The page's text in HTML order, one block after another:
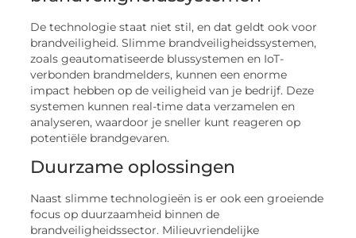
De technologie staat niet stil, en dat geldt ook voor
brandveiligheid. Slimme brandveiligheidssystemen,
zoals geautomatiseerde blussystemen en IoT-
verbonden brandmelders, kunnen een enorme
impact hebben op de veiligheid van je bedrijf. Deze
systemen kunnen real-time data verzamelen en
analyseren, waardoor je sneller kunt reageren op
potentiële brandgevaren.
Duurzame oplossingen
Naast slimme technologieën is er ook een groeiende
focus op duurzaamheid binnen de
brandveiligheidssector. Milieuvriendelijke